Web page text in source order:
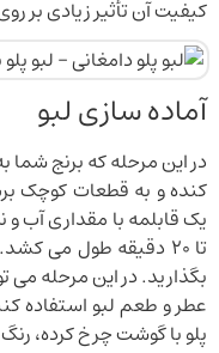
کیفیت آن تأثیر زیادی بر
آماده سازی لبو
در این مرحله که برنج شما
کنده و به قطعات کوچک
تا ۲۰ دقیقه طول می
بگذارید. در این مرحله می
عطر و طعم لبو استفاده
پلو با گوشت چرخ کرده،